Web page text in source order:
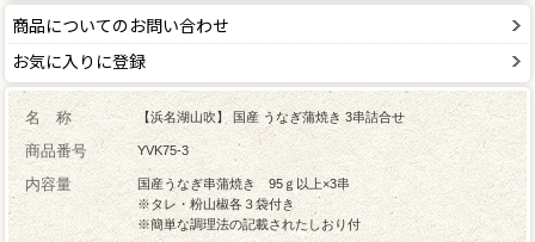
商品についてのお問い合わせ
お気に入りに登録
名 称 【浜名湖山吹】 国産 うなぎ蒲焼き 3串詰合せ
商品番号 YVK75-3
内容量
国産うなぎ串蒲焼き 95ｇ以上×3串
※タレ・粉山椒各３袋付き
※簡単な調理法の記載されたしおり付